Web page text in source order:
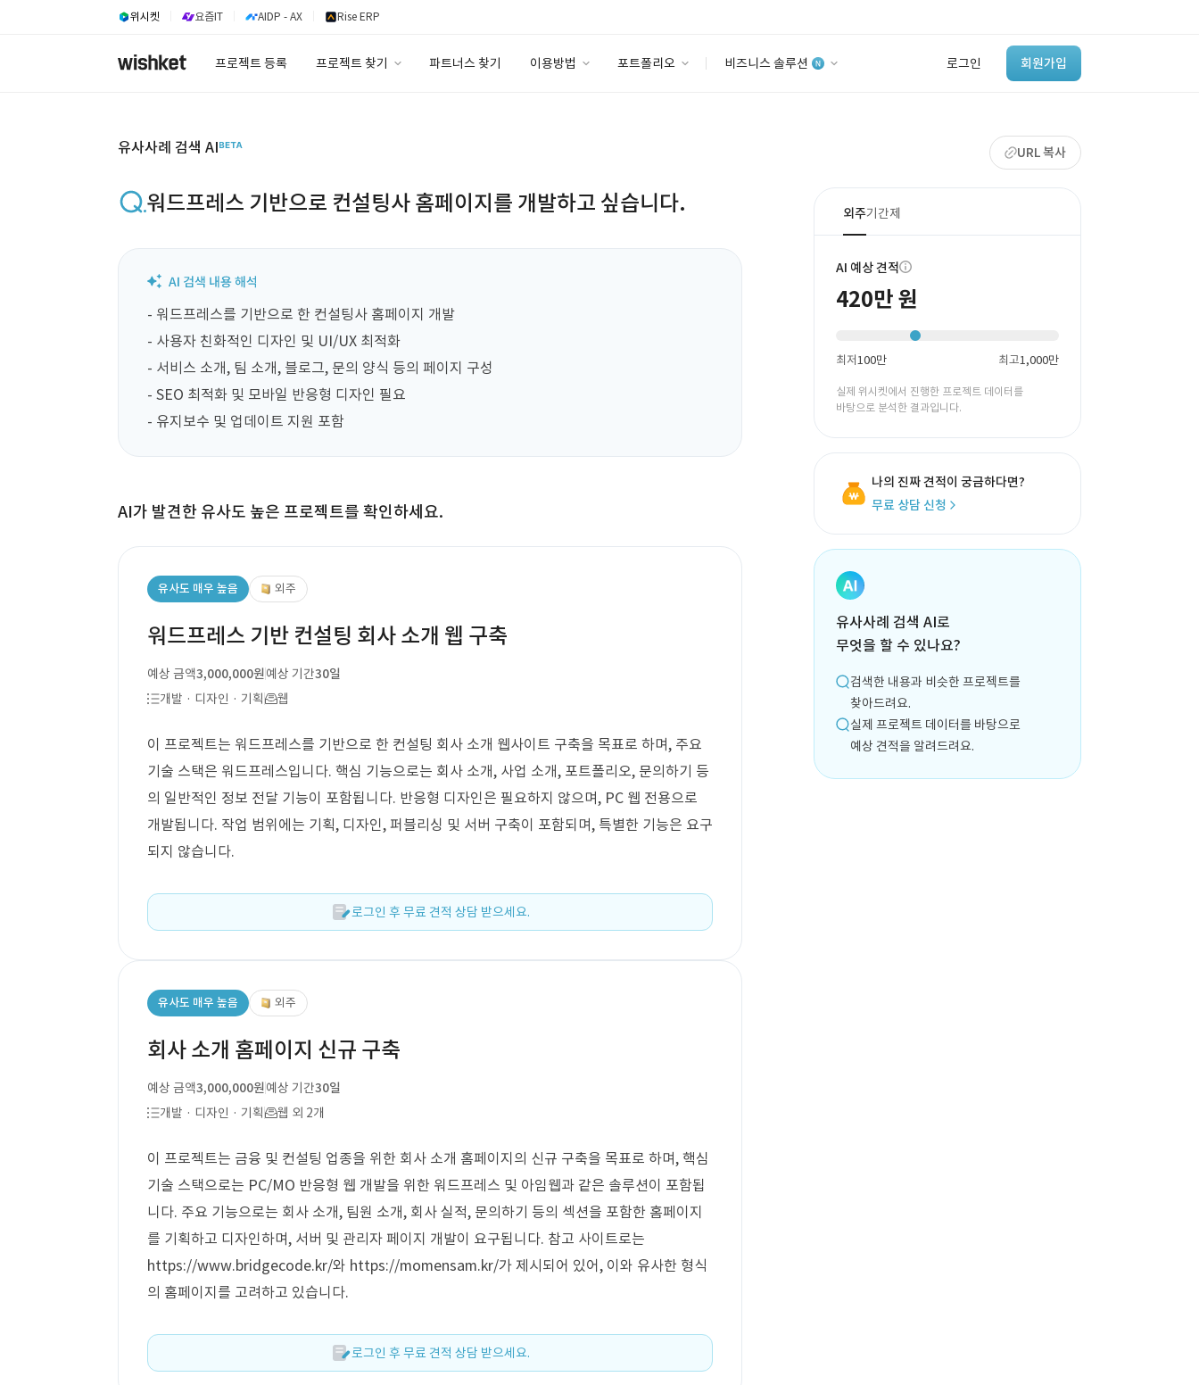
위시켓 요즘IT AIDP - AX Rise ERP
프로젝트 등록 프로젝트 찾기 파트너스 찾기 이용방법 포트폴리오 비즈니스 솔루션 로그인 회원가입
‘이런 거’ 만들어본
개발 회사 있어?
바로가기
유사사례 검색 AI URL 복사
워드프레스 기반으로 컨설팅사 홈페이지를 개발하고 싶습니다.
- 워드프레스를 기반으로 한 컨설팅사 홈페이지 개발
- 사용자 친화적인 디자인 및 UI/UX 최적화
- 서비스 소개, 팀 소개, 블로그, 문의 양식 등의 페이지 구성
- SEO 최적화 및 모바일 반응형 디자인 필요
- 유지보수 및 업데이트 지원 포함
AI가 발견한 유사도 높은 프로젝트를 확인하세요.
유사도 매우 높음 외주
워드프레스 기반 컨설팅 회사 소개 웹 구축
예상 금액3,000,000원예상 기간30일
개발 · 디자인 · 기획
웹
이 프로젝트는 워드프레스를 기반으로 한 컨설팅 회사 소개 웹사이트 구축을 목표로 하며, 주요
기술 스택은 워드프레스입니다. 핵심 기능으로는 회사 소개, 사업 소개, 포트폴리오, 문의하기 등
의 일반적인 정보 전달 기능이 포함됩니다. 반응형 디자인은 필요하지 않으며, PC 웹 전용으로
개발됩니다. 작업 범위에는 기획, 디자인, 퍼블리싱 및 서버 구축이 포함되며, 특별한 기능은 요구
되지 않습니다.
로그인 후 무료 견적 상담 받으세요.
유사도 매우 높음 외주
회사 소개 홈페이지 신규 구축
예상 금액3,000,000원예상 기간30일
개발 · 디자인 · 기획
웹 외 2개
이 프로젝트는 금융 및 컨설팅 업종을 위한 회사 소개 홈페이지의 신규 구축을 목표로 하며, 핵심
기술 스택으로는 PC/MO 반응형 웹 개발을 위한 워드프레스 및 아임웹과 같은 솔루션이 포함됩
니다. 주요 기능으로는 회사 소개, 팀원 소개, 회사 실적, 문의하기 등의 섹션을 포함한 홈페이지
를 기획하고 디자인하며, 서버 및 관리자 페이지 개발이 요구됩니다. 참고 사이트로는
https://www.bridgecode.kr/와 https://momensam.kr/가 제시되어 있어, 이와 유사한 형식
의 홈페이지를 고려하고 있습니다.
로그인 후 무료 견적 상담 받으세요.
외주기간제
AI 예상 견적
420만 원
최저100만 최고1,000만
실제 위시켓에서 진행한 프로젝트 데이터를
바탕으로 분석한 결과입니다.
나의 진짜 견적이 궁금하다면?
무료 상담 신청
유사사례 검색 AI로
무엇을 할 수 있나요?
검색한 내용과 비슷한 프로젝트를
찾아드려요.
실제 프로젝트 데이터를 바탕으로
예상 견적을 알려드려요.